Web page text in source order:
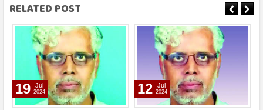
RELATED POST
19 Jul
2024 12 Jul
2024